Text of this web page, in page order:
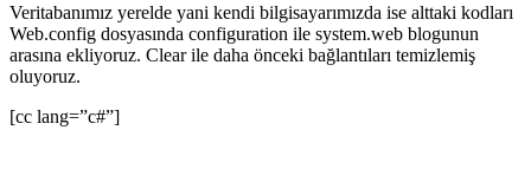
Veritabanımız yerelde yani kendi bilgisayarımızda ise alttaki kodları
Web.config dosyasında configuration ile system.web blogunun
arasına ekliyoruz. Clear ile daha önceki bağlantıları temizlemiş
oluyoruz.
[cc lang=”c#”]